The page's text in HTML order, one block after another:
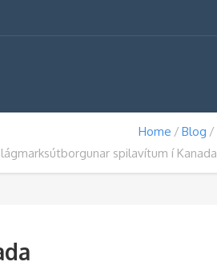
Home
Blog
spilavítum í Kanada